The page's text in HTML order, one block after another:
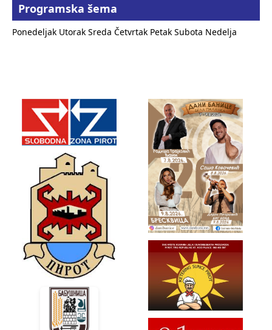
Programska šema
Ponedeljak Utorak Sreda Četvrtak Petak Subota Nedelja